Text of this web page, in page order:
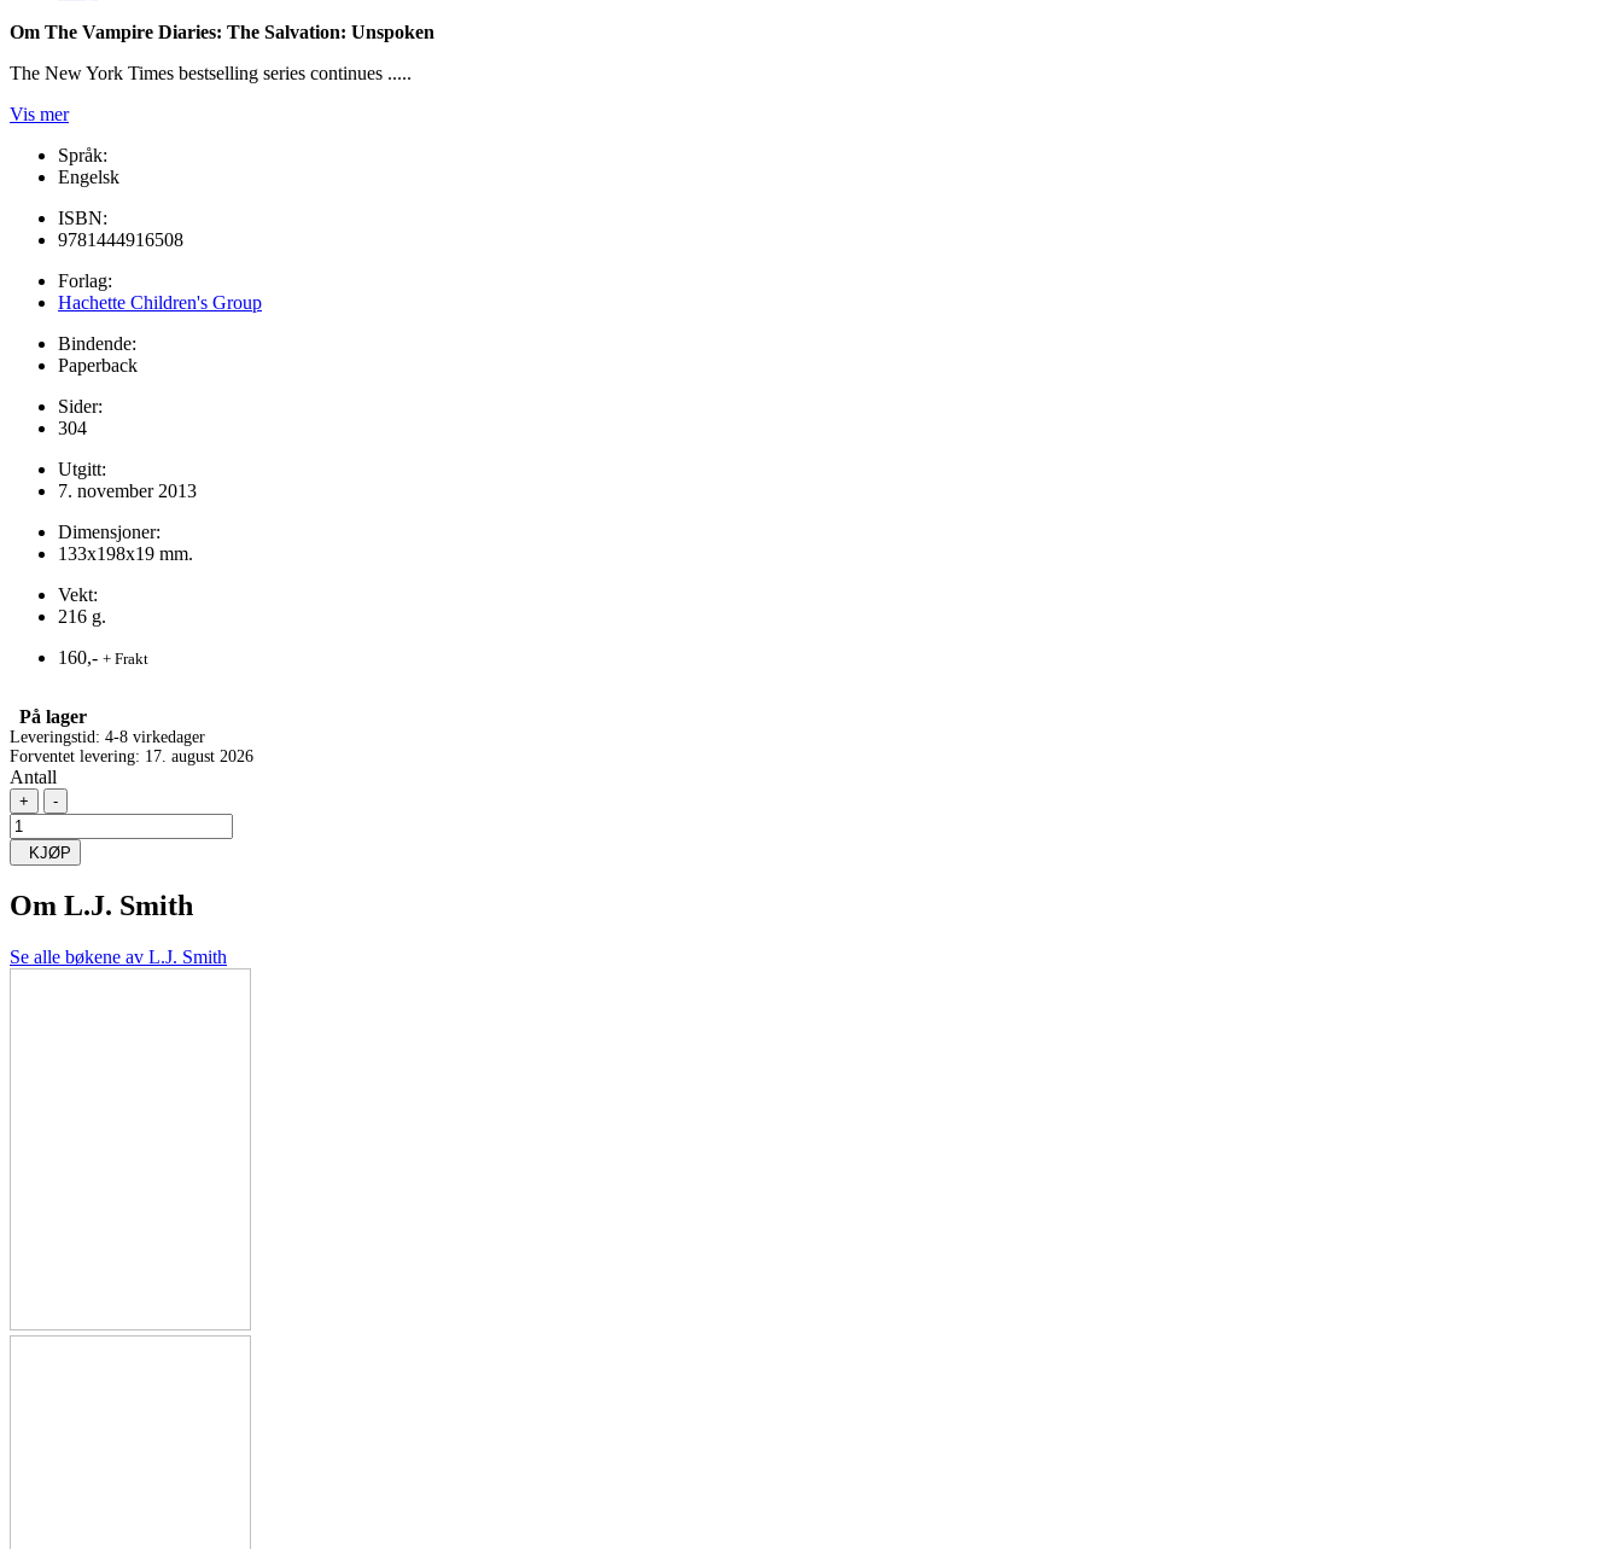
Om The Vampire Diaries: The Salvation: Unspoken
The New York Times bestselling series continues .....
Vis mer
Språk:
Engelsk
ISBN:
9781444916508
Forlag:
Hachette Children's Group
Bindende:
Paperback
Sider:
304
Utgitt:
7. november 2013
Dimensjoner:
133x198x19 mm.
Vekt:
216 g.
160,- + Frakt
På lager
Leveringstid: 4-8 virkedager
Forventet levering: 17. august 2026
Antall
+ -
KJØP
Om L.J. Smith
Se alle bøkene av L.J. Smith